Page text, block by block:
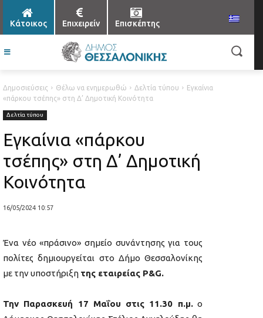
Κάτοικος Επιχειρείν Επισκέπτης
Δημοσιεύσεις Θέλω να ενημερωθώ Δελτία τύπου
Εγκαίνια
«πάρκου τσέπης» στη Δ’ Δημοτική Κοινότητα
Δελτία τύπου
Εγκαίνια «πάρκου
τσέπης» στη Δ’ Δημοτική
Κοινότητα
16/05/2024 10:57
Ένα νέο «πράσινο» σημείο συνάντησης για τους
πολίτες δημιουργείται στο Δήμο Θεσσαλονίκης
με την υποστήριξη της εταιρείας P&G.
Την Παρασκευή 17 Μαΐου στις 11.30 π.μ.ο